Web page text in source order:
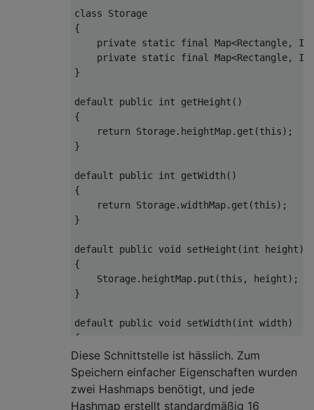
class
Storage
{
private static final
Map<Rectangle,
private static final
Map<Rectangle,
}
default public int getHeight ()
{
return Storage.heightMap.get(this);
}
default public int getWidth ()
{
return Storage.widthMap.get(this);
}
default public void setHeight (int height)
{
    Storage.heightMap.put(
this , height);
}
default public void setWidth (int width)
{
    Storage.widthMap.put(
this , width);
}
Diese Schnittstelle ist hässlich. Zum
Speichern einfacher Eigenschaften wurden
zwei Hashmaps benötigt, und jede
Hashmap erstellt standardmäßig 16